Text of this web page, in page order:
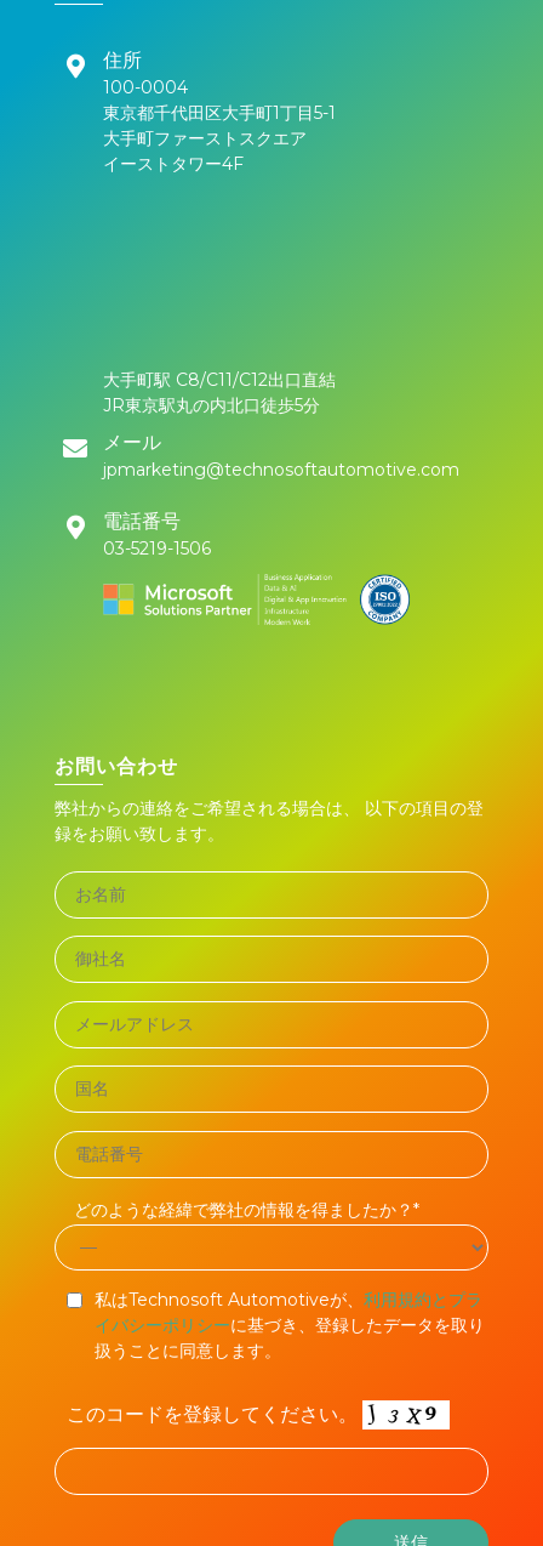
住所
100-0004
東京都千代田区大手町1丁目5-1
大手町ファーストスクエア
イーストタワー4F
大手町駅 C8/C11/C12出口直結
JR東京駅丸の内北口徒歩5分
メール
jpmarketing@technosoftautomotive.com
電話番号
03-5219-1506
お問い合わせ
弊社からの連絡をご希望される場合は、 以下の項目の登
録をお願い致します。
どのような経緯で弊社の情報を得ましたか？*
私はTechnosoft Automotiveが、 利用規約とプラ
イバシーポリシーに基づき、登録したデータを取り
扱うことに同意します。
このコードを登録してください。